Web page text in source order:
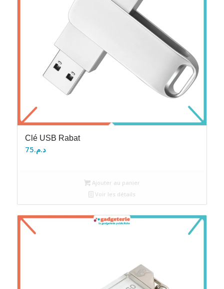
Clé USB Rabat
د.م.75
Ajouter au panier
Voir les détails